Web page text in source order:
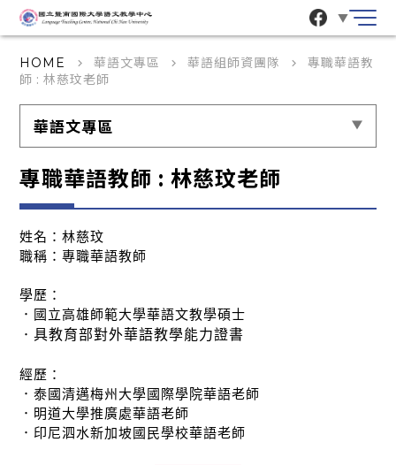
▼
HOME keyboard_arrow_right 華語文專區 keyboard_arrow_right 華語組師資團隊 keyboard_arrow_right
專職華語教
師 : 林慈玟老師
華語文專區
專職華語教師 : 林慈玟老師
姓名：林慈玟
職稱：專職華語教師
學歷：
．國立高雄師範大學華語文教學碩士
．具教育部對外華語教學能力證書
經歷：
．泰國清邁梅州大學國際學院華語老師
．明道大學推廣處華語老師
．印尼泗水新加坡國民學校華語老師